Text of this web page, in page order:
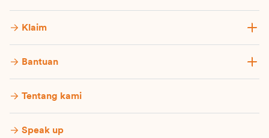
Klaim
Bantuan
Tentang kami
Speak up